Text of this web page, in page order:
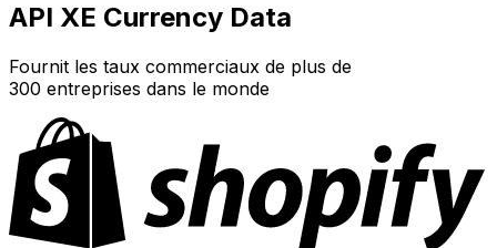
API XE Currency Data
Fournit les taux commerciaux de plus de
300 entreprises dans le monde